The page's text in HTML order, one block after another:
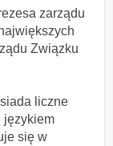
zarządu
Związku
liczne
językiem
się w